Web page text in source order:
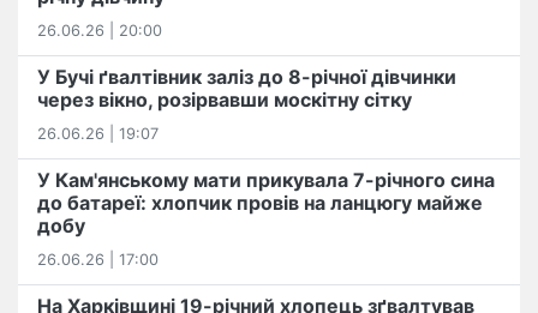
26.06.26 | 20:00
У Бучі ґвалтівник заліз до 8-річної дівчинки
через вікно, розірвавши москітну сітку
26.06.26 | 19:07
У Кам'янському мати прикувала 7-річного сина
до батареї: хлопчик провів на ланцюгу майже
добу
26.06.26 | 17:00
На Харківщині 19-річний хлопець​ ️зґвалтував